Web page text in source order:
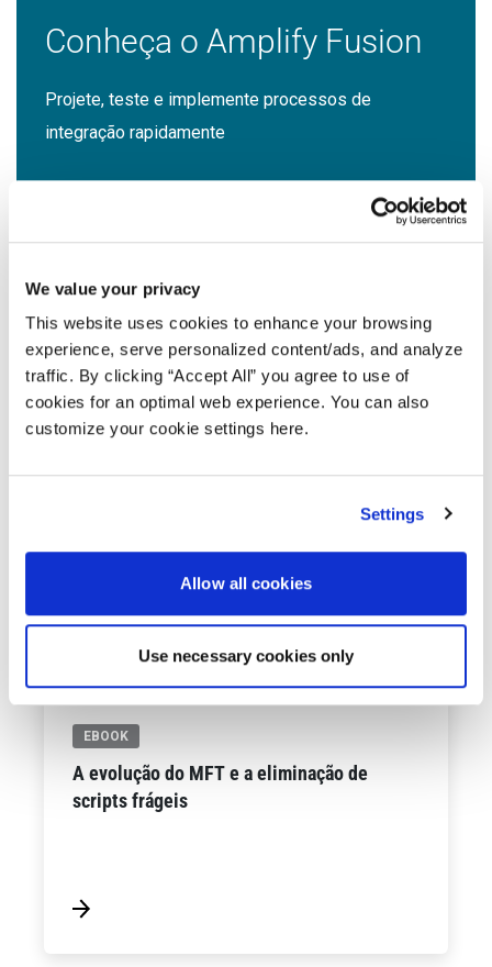
We value your privacy
This website uses cookies to enhance your browsing
experience, serve personalized content/ads, and analyze
traffic. By clicking “Accept All” you agree to use of
cookies for an optimal web experience. You can also
customize your cookie settings here.
Settings
Allow all cookies
Use necessary cookies only
Conheça o Amplify Fusion
Projete, teste e implemente processos de
integração rapidamente
Recursos mais recentes
EBOOK
A evolução do MFT e a eliminação de
scripts frágeis